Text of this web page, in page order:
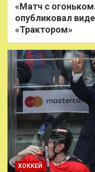
«Матч с
опубликовал
«Трактором»
ХОККЕЙ